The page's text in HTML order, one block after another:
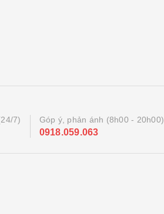
7)
Góp ý, phản ánh (8h00 - 20h00)
0918.059.063